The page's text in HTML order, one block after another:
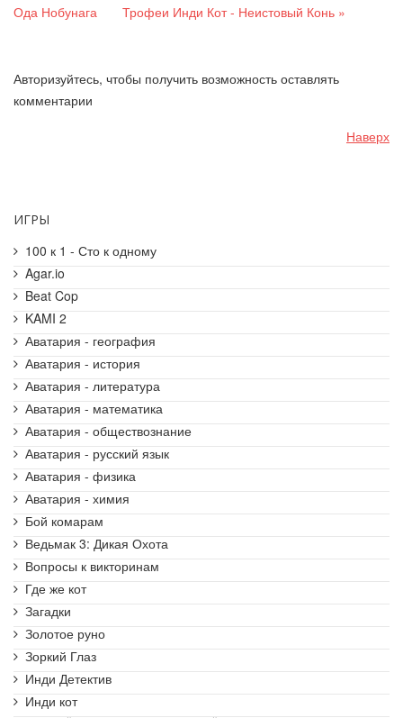
Ода Нобунага
Трофеи Инди Кот - Неистовый Конь »
Авторизуйтесь, чтобы получить возможность оставлять
комментарии
Наверх
ИГРЫ
100 к 1 - Сто к одному
Agar.io
Beat Cop
KAMI 2
Аватария - география
Аватария - история
Аватария - литература
Аватария - математика
Аватария - обществознание
Аватария - русский язык
Аватария - физика
Аватария - химия
Бой комарам
Ведьмак 3: Дикая Охота
Вопросы к викторинам
Где же кот
Загадки
Золотое руно
Зоркий Глаз
Инди Детектив
Инди кот